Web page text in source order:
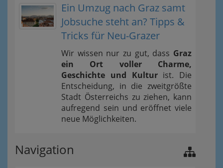
Ein Umzug nach Graz samt
Jobsuche steht an? Tipps &
Tricks für Neu-Grazer
Wir wissen nur zu gut, dass Graz
ein Ort voller Charme,
Geschichte und Kulturist. Die
Entscheidung, in die zweitgrößte
Stadt Österreichs zu ziehen, kann
aufregend sein und eröffnet viele
neue Möglichkeiten.
Navigation